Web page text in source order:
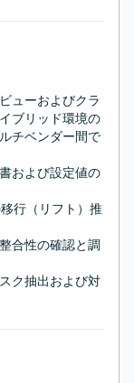
ューおよびクラ
ブリッド環境の
チベンダー間で
および設定値の
行（リフト）推
合性の確認と調
ク抽出および対